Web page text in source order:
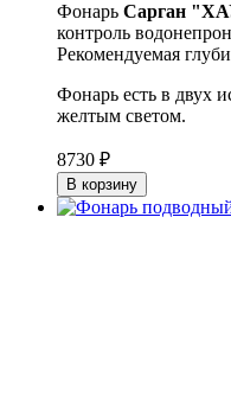
Фонарь Сарган
контроль
Рекомендуемая
Фонарь есть в двух
желтым светом.
8730 ₽
В корзину